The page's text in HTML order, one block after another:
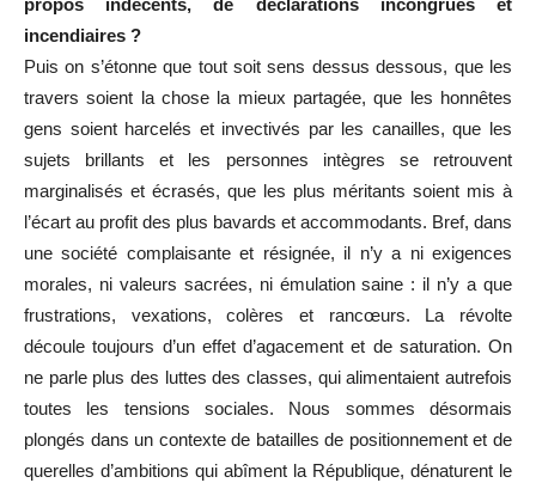
propos indécents, de déclarations incongrues et
incendiaires ?
Puis on s’étonne que tout soit sens dessus dessous, que les
travers soient la chose la mieux partagée, que les honnêtes
gens soient harcelés et invectivés par les canailles, que les
sujets brillants et les personnes intègres se retrouvent
marginalisés et écrasés, que les plus méritants soient mis à
l’écart au profit des plus bavards et accommodants. Bref, dans
une société complaisante et résignée, il n’y a ni exigences
morales, ni valeurs sacrées, ni émulation saine : il n’y a que
frustrations, vexations, colères et rancœurs. La révolte
découle toujours d’un effet d’agacement et de saturation. On
ne parle plus des luttes des classes, qui alimentaient autrefois
toutes les tensions sociales. Nous sommes désormais
plongés dans un contexte de batailles de positionnement et de
querelles d’ambitions qui abîment la République, dénaturent le